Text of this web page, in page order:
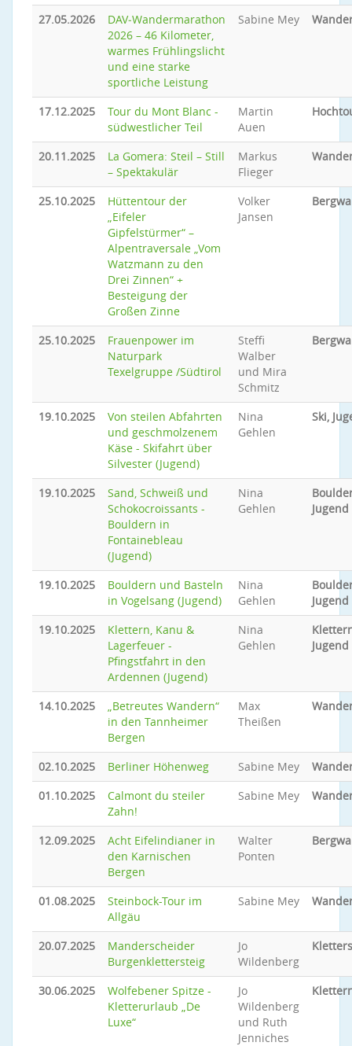
27.05.2026
DAV‑Wandermarathon
2026 – 46 Kilometer,
warmes Frühlingslicht
und eine starke
sportliche Leistung
Sabine Mey
17.12.2025
Tour du Mont Blanc -
südwestlicher Teil
Martin
Auen
20.11.2025
La Gomera: Steil – Still
– Spektakulär
Markus
Flieger
25.10.2025
Hüttentour der
„Eifeler
Gipfelstürmer“ –
Alpentraversale „Vom
Watzmann zu den
Drei Zinnen“ +
Besteigung der
Großen Zinne
Volker
Jansen
25.10.2025
Frauenpower im
Naturpark
Texelgruppe /Südtirol
Steffi
Walber
und Mira
Schmitz
19.10.2025
Von steilen Abfahrten
und geschmolzenem
Käse - Skifahrt über
Silvester (Jugend)
Nina
Gehlen
Ski,
19.10.2025
Sand, Schweiß und
Schokocroissants -
Bouldern in
Fontainebleau
(Jugend)
Nina
Gehlen
Jugend
19.10.2025
Bouldern und Basteln
in Vogelsang (Jugend)
Nina
Gehlen
Jugend
19.10.2025
Klettern, Kanu &
Lagerfeuer -
Pfingstfahrt in den
Ardennen (Jugend)
Nina
Gehlen
Jugend
14.10.2025
„Betreutes Wandern“
in den Tannheimer
Bergen
Max
Theißen
02.10.2025 Berliner Höhenweg Sabine Mey
01.10.2025
Calmont du steiler
Zahn!
Sabine Mey
12.09.2025
Acht Eifelindianer in
den Karnischen
Bergen
Walter
Ponten
01.08.2025
Steinbock-Tour im
Allgäu
Sabine Mey
20.07.2025
Manderscheider
Burgenklettersteig
Jo
Wildenberg
30.06.2025
Wolfebener Spitze -
Kletterurlaub „De
Luxe“
Jo
Wildenberg
und Ruth
Jenniches